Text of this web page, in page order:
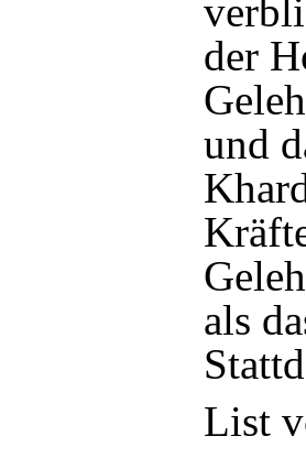
der
und
als
List